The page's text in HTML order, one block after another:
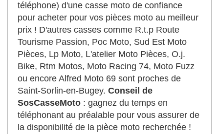
téléphone) d'une casse moto de confiance
pour acheter pour vos pièces moto au meilleur
prix ! D'autres casses comme R.t.p Route
Tourisme Passion, Poc Moto, Sud Est Moto
Pièces, Lp Moto, L'atelier Moto Pièces, O.j.
Bike, Rtm Motos, Moto Racing 74, Moto Fuzz
ou encore Alfred Moto 69 sont proches de
Saint-Sorlin-en-Bugey. Conseil de
SosCasseMoto : gagnez du temps en
téléphonant au préalable pour vous assurer de
la disponibilité de la pièce moto recherchée !